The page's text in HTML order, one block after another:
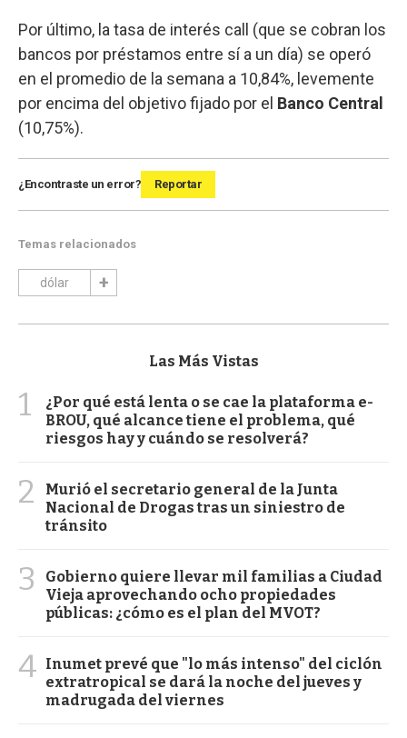
Por último, la tasa de interés call (que se cobran los
bancos por préstamos entre sí a un día) se operó
en el promedio de la semana a 10,84%, levemente
por encima del objetivo fijado por el Banco Central
(10,75%).
¿Encontraste un error? Reportar
Temas relacionados
dólar
Las Más Vistas
1
¿Por qué está lenta o se cae la plataforma e-
BROU, qué alcance tiene el problema, qué
riesgos hay y cuándo se resolverá?
2
Murió el secretario general de la Junta
Nacional de Drogas tras un siniestro de
tránsito
3
Gobierno quiere llevar mil familias a Ciudad
Vieja aprovechando ocho propiedades
públicas: ¿cómo es el plan del MVOT?
4 Inumet prevé que "lo más intenso" del ciclón
extratropical se dará la noche del jueves y
madrugada del viernes